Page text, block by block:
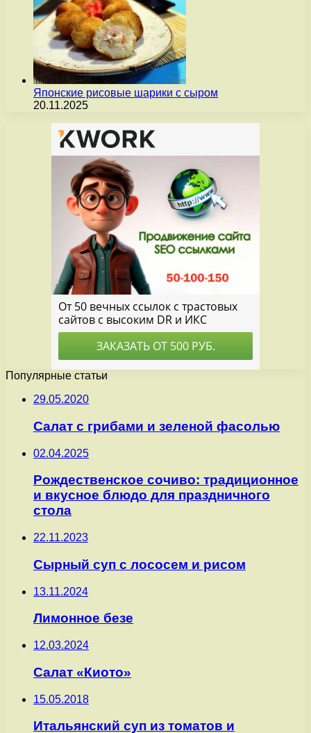
Японские рисовые шарики с сыром
20.11.2025
Популярные статьи
29.05.2020
Cалат с грибами и зеленой фасолью
02.04.2025
Рождественское сочиво: традиционное
и вкусное блюдо для праздничного
стола
22.11.2023
Сырный суп с лососем и рисом
13.11.2024
Лимонное безе
12.03.2024
Салат «Киото»
15.05.2018
Итальянский суп из томатов и